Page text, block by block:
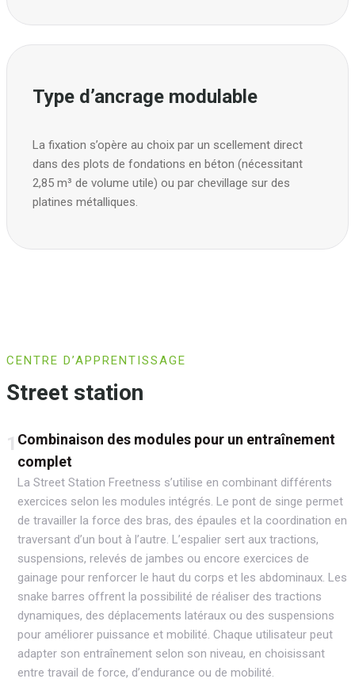
Type d’ancrage modulable
La fixation s’opère au choix par un scellement direct
dans des plots de fondations en béton (nécessitant
2,85 m³ de volume utile) ou par chevillage sur des
platines métalliques.
CENTRE D’APPRENTISSAGE
Street station
1 Combinaison des modules pour un entraînement
complet
La Street Station Freetness s’utilise en combinant différents
exercices selon les modules intégrés. Le pont de singe permet
de travailler la force des bras, des épaules et la coordination en
traversant d’un bout à l’autre. L’espalier sert aux tractions,
suspensions, relevés de jambes ou encore exercices de
gainage pour renforcer le haut du corps et les abdominaux. Les
snake barres offrent la possibilité de réaliser des tractions
dynamiques, des déplacements latéraux ou des suspensions
pour améliorer puissance et mobilité. Chaque utilisateur peut
adapter son entraînement selon son niveau, en choisissant
entre travail de force, d’endurance ou de mobilité.